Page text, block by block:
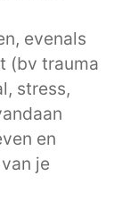
evenals
(bv trauma
stress,
en
je